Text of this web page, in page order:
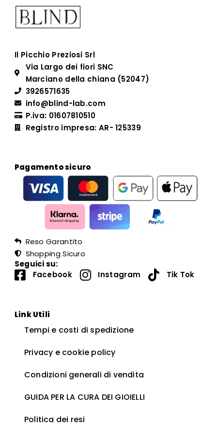
Il Picchio Preziosi Srl
Via Largo dei fiori SNC
Marciano della chiana (52047)
3926571635
info@blind-lab.com
P.iva: 01607810510
Registro impresa: AR- 125339
Pagamento sicuro
Reso Garantito
Shopping Sicuro
Seguici su:
Facebook
Instagram Tik Tok
Link Utili
Tempi e costi di spedizione
Privacy e cookie policy
Condizioni generali di vendita
GUIDA PER LA CURA DEI GIOIELLI ​
Politica dei resi